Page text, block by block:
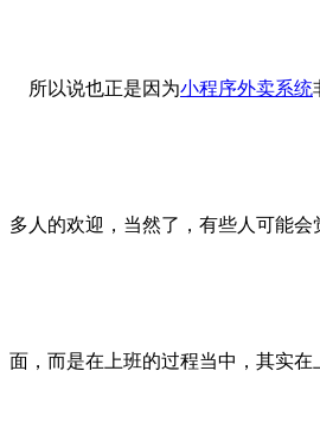
所以说也正是因为小程序外卖系统
多人的欢迎，当然了，有些人可能会
面，而是在上班的过程当中，其实在